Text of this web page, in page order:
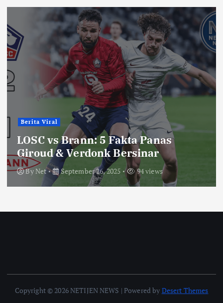
Berita Viral
LOSC vs Brann: 5 Fakta Panas
Giroud & Verdonk Bersinar
ByNet September 26, 2025 94 views
Copyright © 2026 NETIJEN NEWS | Powered by Desert Themes